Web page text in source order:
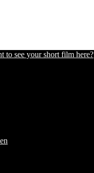
to see your short film here?